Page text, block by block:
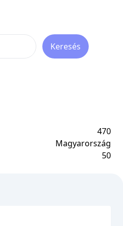
Keresés
470
Magyarország
50